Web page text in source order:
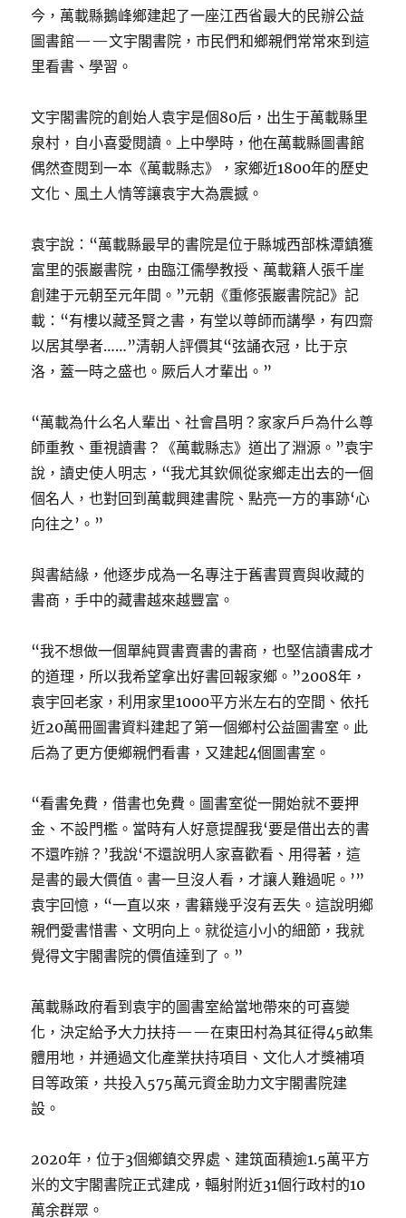
今，萬載縣鵝峰鄉建起了一座江西省最大的民辦公益
圖書館——文宇閣書院，市民們和鄉親們常常來到這
里看書、學習。
文宇閣書院的創始人袁宇是個80后，出生于萬載縣里
泉村，自小喜愛閱讀。上中學時，他在萬載縣圖書館
偶然查閱到一本《萬載縣志》，家鄉近1800年的歷史
文化、風土人情等讓袁宇大為震撼。
袁宇說：“萬載縣最早的書院是位于縣城西部株潭鎮獲
富里的張巖書院，由臨江儒學教授、萬載籍人張千崖
創建于元朝至元年間。”元朝《重修張巖書院記》記
載：“有樓以藏圣賢之書，有堂以尊師而講學，有四齋
以居其學者……”清朝人評價其“弦誦衣冠，比于京
洛，蓋一時之盛也。厥后人才輩出。”
“萬載為什么名人輩出、社會昌明？家家戶戶為什么尊
師重教、重視讀書？《萬載縣志》道出了淵源。”袁宇
說，讀史使人明志，“我尤其欽佩從家鄉走出去的一個
個名人，也對回到萬載興建書院、點亮一方的事跡‘心
向往之’。”
與書結緣，他逐步成為一名專注于舊書買賣與收藏的
書商，手中的藏書越來越豐富。
“我不想做一個單純買書賣書的書商，也堅信讀書成才
的道理，所以我希望拿出好書回報家鄉。”2008年，
袁宇回老家，利用家里1000平方米左右的空間、依托
近20萬冊圖書資料建起了第一個鄉村公益圖書室。此
后為了更方便鄉親們看書，又建起4個圖書室。
“看書免費，借書也免費。圖書室從一開始就不要押
金、不設門檻。當時有人好意提醒我‘要是借出去的書
不還咋辦？’我說‘不還說明人家喜歡看、用得著，這
是書的最大價值。書一旦沒人看，才讓人難過呢。’”
袁宇回憶，“一直以來，書籍幾乎沒有丟失。這說明鄉
親們愛書惜書、文明向上。就從這小小的細節，我就
覺得文宇閣書院的價值達到了。”
萬載縣政府看到袁宇的圖書室給當地帶來的可喜變
化，決定給予大力扶持——在東田村為其征得45畝集
體用地，并通過文化產業扶持項目、文化人才獎補項
目等政策，共投入575萬元資金助力文宇閣書院建
設。
2020年，位于3個鄉鎮交界處、建筑面積逾1.5萬平方
米的文宇閣書院正式建成，輻射附近31個行政村的10
萬余群眾。